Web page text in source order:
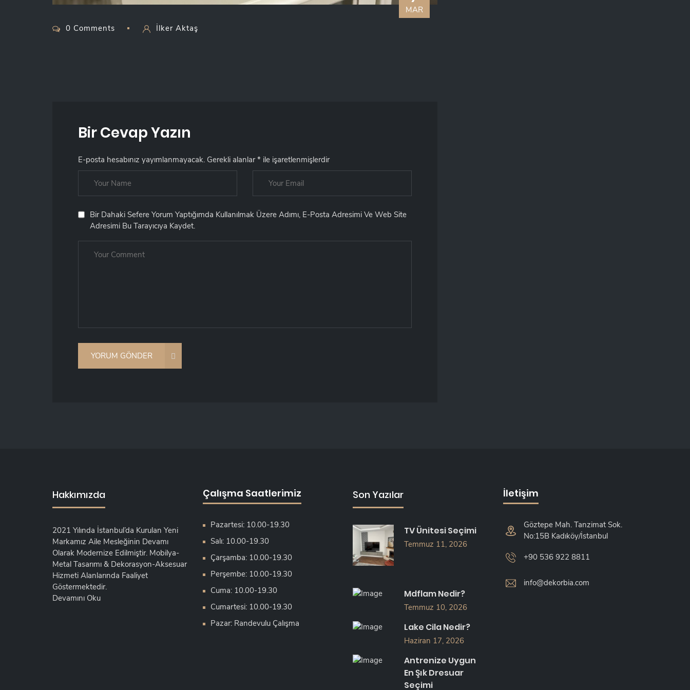
MAR
0 Comments
İlker Aktaş
Bir Cevap Yazın
E-posta hesabınız yayımlanmayacak. Gerekli alanlar* ile işaretlenmişlerdir
Bir Dahaki Sefere Yorum Yaptığımda Kullanılmak Üzere Adımı, E-Posta Adresimi Ve Web Site
Adresimi Bu Tarayıcıya Kaydet.
Hakkımızda
2021 Yılında İstanbul’da Kurulan Yeni
Markamız Aile Mesleğinin Devamı
Olarak Modernize Edilmiştir. Mobilya-
Metal Tasarımı & Dekorasyon-Aksesuar
Hizmeti Alanlarında Faaliyet
Göstermektedir.
Devamını Oku
Çalışma Saatlerimiz
Pazartesi: 10.00-19.30
Salı: 10.00-19.30
Çarşamba: 10.00-19.30
Perşembe: 10.00-19.30
Cuma: 10.00-19.30
Cumartesi: 10.00-19.30
Pazar: Randevulu Çalışma
Son Yazılar
TV Ünitesi Seçimi
Temmuz 11, 2026
Mdflam Nedir?
Temmuz 10, 2026
Lake Cila Nedir?
Haziran 17, 2026
Antrenize Uygun
En Şık Dresuar
Seçimi
İletişim
Göztepe Mah. Tanzimat Sok.
No:15B Kadıköy/İstanbul
+90 536 922 8811
info@dekorbia.com